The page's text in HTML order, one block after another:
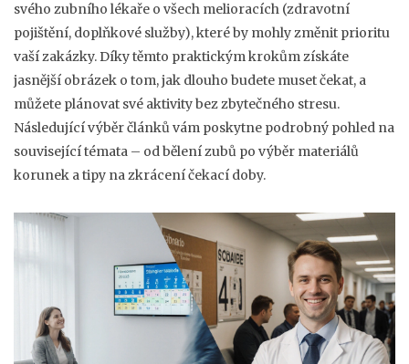
svého zubního lékaře o všech melioracích (zdravotní
pojištění, doplňkové služby), které by mohly změnit prioritu
vaší zakázky. Díky těmto praktickým krokům získáte
jasnější obrázek o tom, jak dlouho budete muset čekat, a
můžete plánovat své aktivity bez zbytečného stresu.
Následující výběr článků vám poskytne podrobný pohled na
související témata – od bělení zubů po výběr materiálů
korunek a tipy na zkrácení čekací doby.